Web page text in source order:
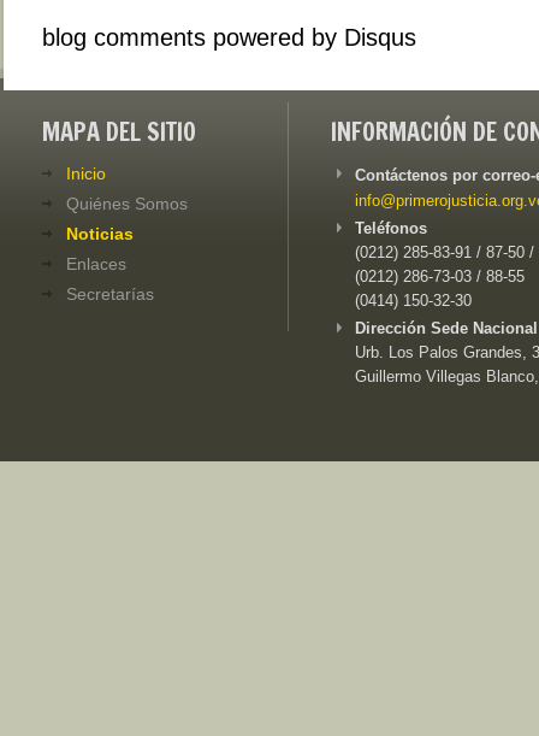
blog comments powered by Disqus
MAPA DEL SITIO
Inicio
Quiénes Somos
Noticias
Enlaces
Secretarías
INFORMACIÓN DE
Contáctenos por
Teléfonos
(0212) 285-83-91 / 87-50 /
(0212) 286-73-03 / 88-55
(0414) 150-32-30
Dirección Sede
Urb. Los Palos Grandes,
Guillermo Villegas